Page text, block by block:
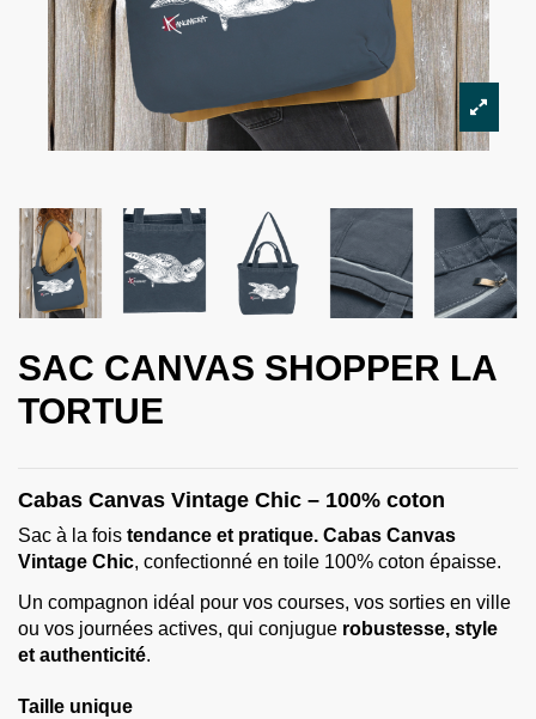
SAC CANVAS SHOPPER LA
TORTUE
Cabas Canvas Vintage Chic – 100% coton
Sac à la fois tendance et pratique. Cabas Canvas
Vintage Chic, confectionné en toile 100% coton épaisse.
Un compagnon idéal pour vos courses, vos sorties en ville
ou vos journées actives, qui conjugue robustesse, style
et authenticité.
Taille unique